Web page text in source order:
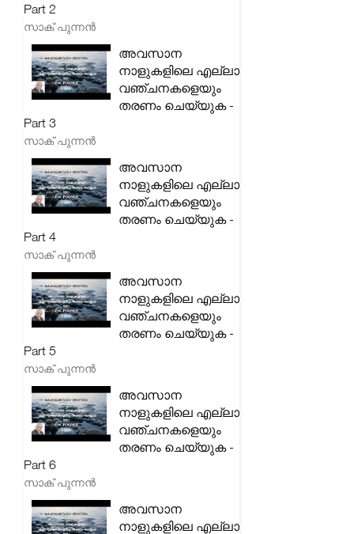
Part 2
സാക് പുന്നൻ
അവസാന
നാളുകളിലെ എല്ലാ
വഞ്ചനകളെയും
തരണം ചെയ്യുക -
Part 3
സാക് പുന്നൻ
അവസാന
നാളുകളിലെ എല്ലാ
വഞ്ചനകളെയും
തരണം ചെയ്യുക -
Part 4
സാക് പുന്നൻ
അവസാന
നാളുകളിലെ എല്ലാ
വഞ്ചനകളെയും
തരണം ചെയ്യുക -
Part 5
സാക് പുന്നൻ
അവസാന
നാളുകളിലെ എല്ലാ
വഞ്ചനകളെയും
തരണം ചെയ്യുക -
Part 6
സാക് പുന്നൻ
അവസാന
നാളുകളിലെ എല്ലാ